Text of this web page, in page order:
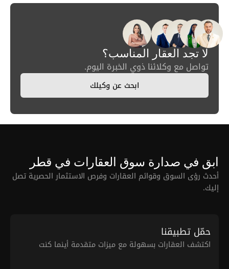
لا تجد العقار المناسب؟
تواصل مع وكلائنا ذوي الخبرة اليوم.
ابحث عن وكيلك
ابق في صدارة سوق العقارات في قطر
أحدث رؤى السوق وقوائم العقارات وفرص الاستثمار الحصرية تصل
إليك.
حمّل تطبيقنا
اكتشف العقارات بسهولة مع ميزات متقدمة أينما كنت